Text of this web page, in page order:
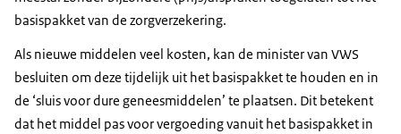
basispakket van de zorgverzekering.
Als nieuwe middelen veel kosten, kan de minister van VWS
besluiten om deze tijdelijk uit het basispakket te houden en in
de ‘sluis voor dure geneesmiddelen’ te plaatsen. Dit betekent
dat het middel pas voor vergoeding vanuit het basispakket in